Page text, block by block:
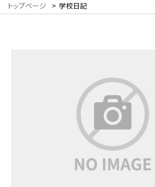
トップページ > 学校日記